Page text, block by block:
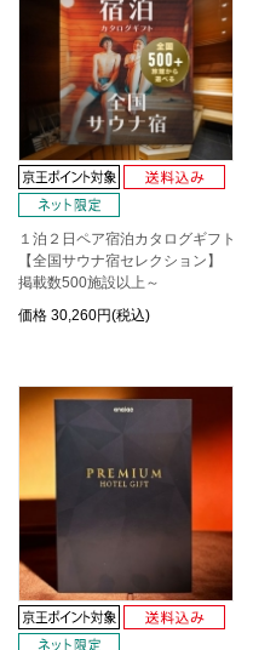
１泊２日ペア宿泊カタログギフト
【全国サウナ宿セレクション】
掲載数500施設以上～
価格 30,260円(税込)